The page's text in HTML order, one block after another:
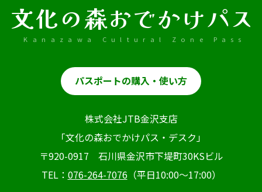
文化の森おでかけパス
Kanazawa Cultural Zone Pass
パスポートの購入・使い方
株式会社JTB金沢支店
「文化の森おでかけパス・デスク」
〒920-0917 石川県金沢市下堤町30KSビル
TEL： 076-264-7076（平日10:00～17:00）